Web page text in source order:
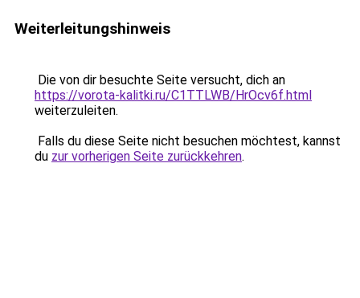
Weiterleitungshinweis
Die von dir besuchte Seite versucht, dich an
https://vorota-kalitki.ru/C1TTLWB/HrOcv6f.html
weiterzuleiten.
Falls du diese Seite nicht besuchen möchtest, kannst
du zur vorherigen Seite zurückkehren.